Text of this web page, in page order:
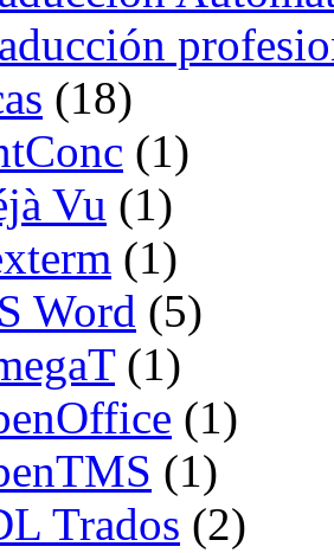
(18)
(1)
Vu (1)
(1)
Word (5)
(1)
(1)
(1)
Trados (2)